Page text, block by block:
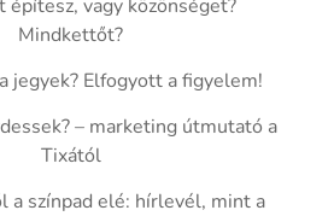
építesz, vagy közönséget?
Mindkettőt?
jegyek? Elfogyott a figyelem!
– marketing útmutató a
Tixától
a színpad elé: hírlevél, mint a